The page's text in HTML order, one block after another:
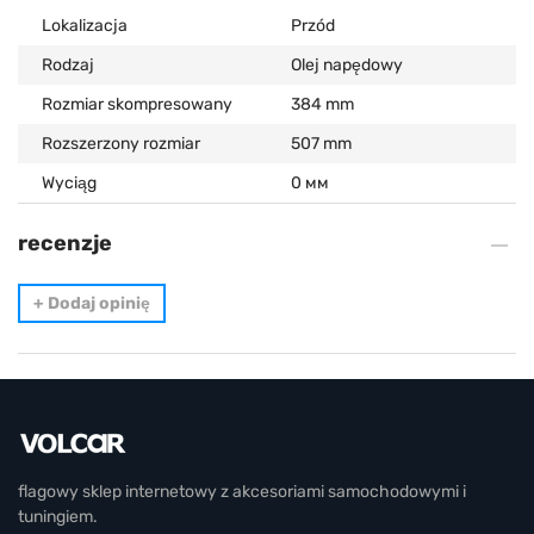
Lokalizacja
Przód
Rodzaj
Olej napędowy
Rozmiar skompresowany
384 mm
Rozszerzony rozmiar
507 mm
Wyciąg
0 мм
recenzje
+ Dodaj opinię
flagowy sklep internetowy z akcesoriami samochodowymi i
tuningiem.